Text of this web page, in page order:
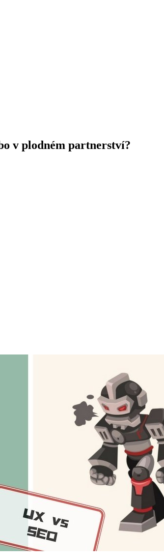
v plodném partnerství?